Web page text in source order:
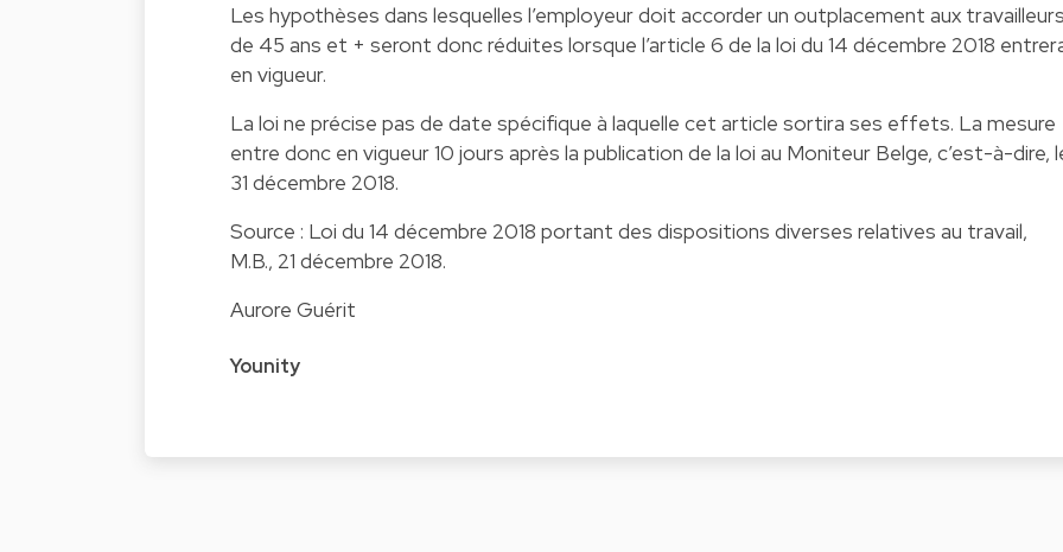
Les hypothèses dans lesquelles l’employeur doit accorder un outplacement aux travailleurs
de 45 ans et + seront donc réduites lorsque l’article 6 de la loi du 14 décembre 2018
en vigueur.
La loi ne précise pas de date spécifique à laquelle cet article sortira ses effets. La mesure
entre donc en vigueur 10 jours après la publication de la loi au Moniteur Belge, c’est-à-dire,
31 décembre 2018.
Source : Loi du 14 décembre 2018 portant des dispositions diverses relatives au travail,
M.B., 21 décembre 2018.
Aurore Guérit
Younity